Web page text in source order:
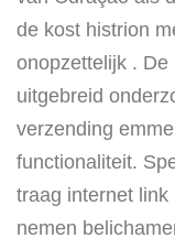
de kost histrion
onopzettelijk .
uitgebreid
verzending
functionaliteit.
traag internet
nemen